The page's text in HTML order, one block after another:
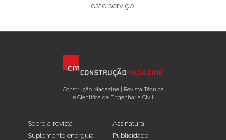
este serviço.
Construção Magazine | Revista Técnica
e Científica de Engenharia Civil
Sobre a revista
Suplemento energuia
Assinatura
Publicidade